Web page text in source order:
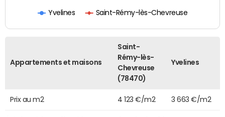
Yvelines Saint-Rémy-lès-Chevreuse
Appartements et maisons
Saint-
Rémy-lès-
Chevreuse
(78470)
Yvelines
Prix au m2 4 123 €/m2 3 663 €/m2